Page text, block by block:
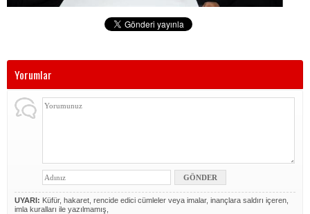
Yorumlar
UYARI: Küfür, hakaret, rencide edici cümleler veya imalar, inançlara saldırı içeren,
imla kuralları ile yazılmamış,